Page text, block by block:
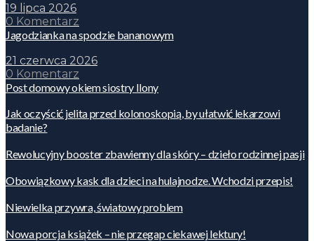
19 lipca 2026
0 Komentarz
Jagodzianka na spodzie bananowym
21 czerwca 2026
0 Komentarz
Post domowy okiem siostry Ilony
Jak oczyścić jelita przed kolonoskopią, by ułatwić lekarzowi
badanie?
Rewolucyjny booster zbawienny dla skóry – dzieło rodzinnej pasji
Obowiązkowy kask dla dzieci na hulajnodze. Wchodzi przepis!
Niewielka przywra, światowy problem
Nowa porcja książek – nie przegap ciekawej lektury!